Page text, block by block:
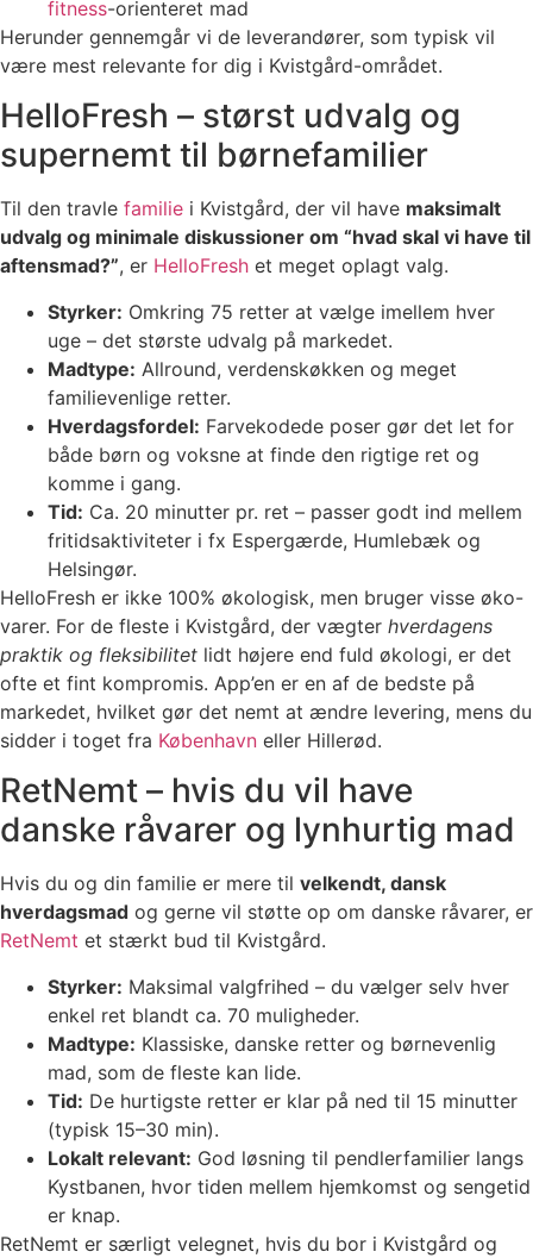
fitness-orienteret mad
Herunder gennemgår vi de leverandører, som typisk vil
være mest relevante for dig i Kvistgård-området.
HelloFresh – størst udvalg og
supernemt til børnefamilier
Til den travle familie i Kvistgård, der vil have maksimalt
udvalg og minimale diskussioner om “hvad skal vi have til
aftensmad?”, er HelloFresh et meget oplagt valg.
Styrker: Omkring 75 retter at vælge imellem hver
uge – det største udvalg på markedet.
Madtype: Allround, verdenskøkken og meget
familievenlige retter.
Hverdagsfordel: Farvekodede poser gør det let for
både børn og voksne at finde den rigtige ret og
komme i gang.
Tid: Ca. 20 minutter pr. ret – passer godt ind mellem
fritidsaktiviteter i fx Espergærde, Humlebæk og
Helsingør.
HelloFresh er ikke 100% økologisk, men bruger visse øko-
varer. For de fleste i Kvistgård, der vægter hverdagens
praktik og fleksibilitet lidt højere end fuld økologi, er det
ofte et fint kompromis. App’en er en af de bedste på
markedet, hvilket gør det nemt at ændre levering, mens du
sidder i toget fra København eller Hillerød.
RetNemt – hvis du vil have
danske råvarer og lynhurtig mad
Hvis du og din familie er mere til velkendt, dansk
hverdagsmad og gerne vil støtte op om danske råvarer, er
RetNemt et stærkt bud til Kvistgård.
Styrker: Maksimal valgfrihed – du vælger selv hver
enkel ret blandt ca. 70 muligheder.
Madtype: Klassiske, danske retter og børnevenlig
mad, som de fleste kan lide.
Tid: De hurtigste retter er klar på ned til 15 minutter
(typisk 15–30 min).
Lokalt relevant: God løsning til pendlerfamilier langs
Kystbanen, hvor tiden mellem hjemkomst og sengetid
er knap.
RetNemt er særligt velegnet, hvis du bor i Kvistgård og